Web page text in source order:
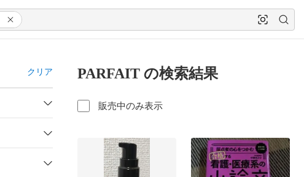
クリア PARFAIT の検索結果
販売中のみ表示